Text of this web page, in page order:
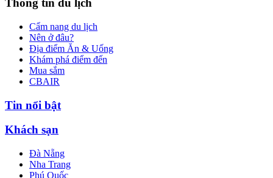
Thông tin du lịch
Cẩm nang du lịch
Nên ở đâu?
Địa điểm Ăn & Uống
Khám phá điểm đến
Mua sắm
CBAIR
Tin nổi bật
Khách sạn
Đà Nẵng
Nha Trang
Phú Quốc